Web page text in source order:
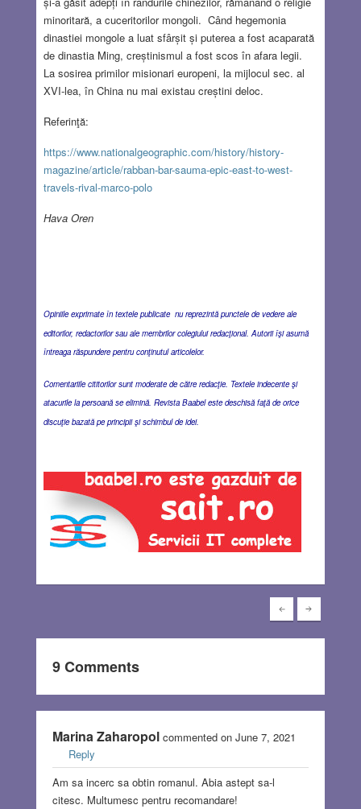
minoritară, a cuceritorilor mongoli. Când hegemonia
dinastiei mongole a luat sfârșit și puterea a fost acaparată
de dinastia Ming, creștinismul a fost scos în afara legii.
La sosirea primilor misionari europeni, la mijlocul sec. al
XVI-lea, în China nu mai existau creștini deloc.
Referinţă:
https://www.nationalgeographic.com/history/history-
magazine/article/rabban-bar-sauma-epic-east-to-west-
travels-rival-marco-polo
Hava Oren
Opiniile exprimate în textele publicate nu reprezintă punctele de vedere ale
editorilor, redactorilor sau ale membrilor colegiului redacţional. Autorii îşi asumă
întreaga răspundere pentru conţinutul articolelor.
Comentariile cititorilor sunt moderate de către redacţie. Textele indecente şi
atacurile la persoană se elimină. Revista Baabel este deschisă faţă de orice
discuţie bazată pe principii şi schimbul de idei.
9 Comments
Marina Zaharopol commented on June 7, 2021
Reply
Am sa incerc sa obtin romanul. Abia astept sa-l
citesc. Multumesc pentru recomandare!